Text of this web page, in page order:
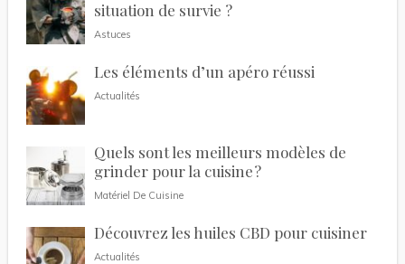
situation de survie ?
Astuces
Les éléments d’un apéro réussi
Actualités
Quels sont les meilleurs modèles de
grinder pour la cuisine ?
Matériel De Cuisine
Découvrez les huiles CBD pour cuisiner
Actualités